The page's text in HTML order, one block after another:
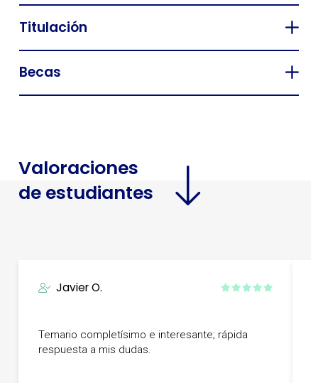
Titulación
Becas
Valoraciones
de estudiantes
Javier O.
Temario completísimo e interesante; rápida
respuesta a mis dudas.